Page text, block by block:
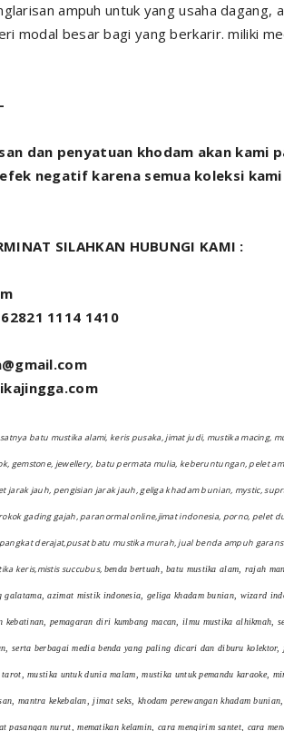
ampuh untuk yang usaha dagang,
modal besar bagi yang berkarir. miliki
dan penyatuan khodam akan kami
negatif karena semua koleksi
SILAHKAN HUBUNGI KAMI :
1114 1410
batu mustika alami, keris pusaka, jimat judi, mustika macing,
gemstone, jewellery, batu permata mulia, keberuntungan, pelet
jarak jauh, pengisian jarak jauh, geliga khadam bunian, mystic,
gading gajah, paranormal online,jimat indonesia, porno, pelet
derajat,pusat batu mustika murah, jual benda ampuh
keris,mistis succubus, benda bertuah, batu mustika alam, rajah
galatama, azimat mistik indonesia, geliga khadam bunian, wizard
kebatinan, pemagaran diri kumbang macan, ilmu mustika alhikmah,
serta berbagai media benda yang paling dicari dan diburu kolektor,
mustika untuk dunia malam, mustika untuk pemandu karaoke,
mantra kekebalan, jimat seks, khodam perewangan khadam
pasangan nurut, mematikan kelamin, cara mengirim santet, cara